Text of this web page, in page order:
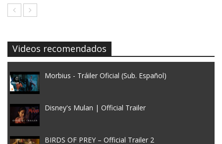
Videos recomendados
Morbius - Tráiler Oficial (Sub. Español)
Disney's Mulan | Official Trailer
BIRDS OF PREY – Official Trailer 2